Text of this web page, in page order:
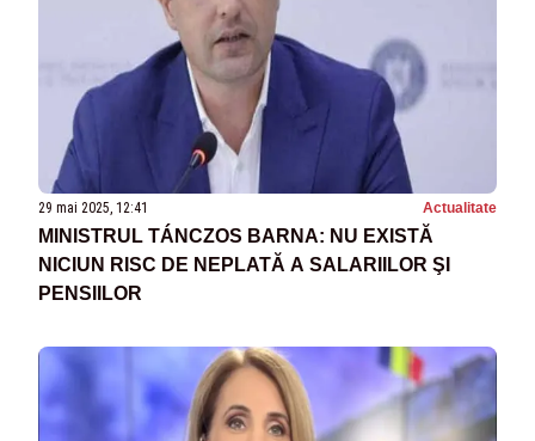
29 mai 2025, 12:41 Actualitate
MINISTRUL TÁNCZOS BARNA: NU EXISTĂ
NICIUN RISC DE NEPLATĂ A SALARIILOR ŞI
PENSIILOR